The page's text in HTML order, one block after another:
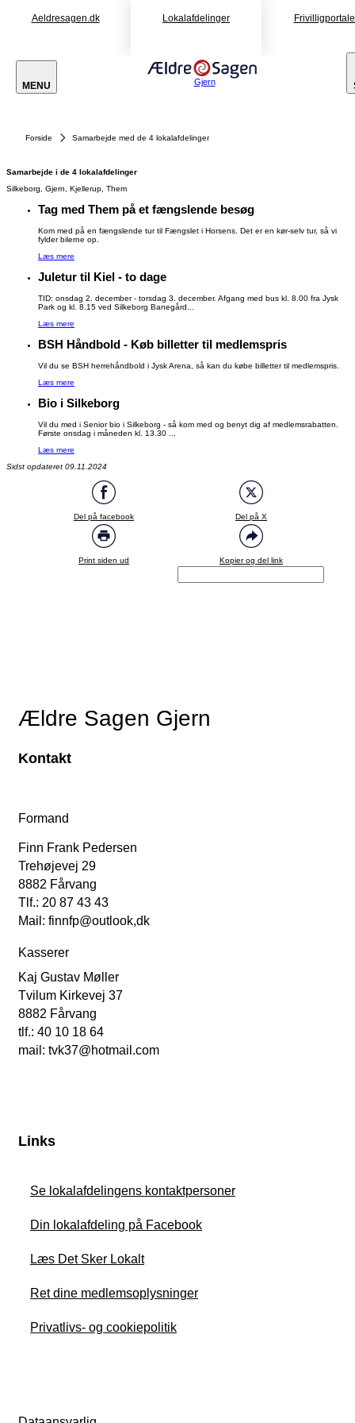
Aeldresagen.dk Lokalafdelinger
MENU Gjern
Forside Samarbejde med de 4 lokalafdelinger
Samarbejde i de 4 lokalafdelinger
Silkeborg, Gjern, Kjellerup, Them
Tag med Them på et fængslende besøg
Kom med på en fængslende tur til Fængslet i Horsens. Det er en kør-selv tur, så vi
fylder bilerne op.
Læs mere
Juletur til Kiel - to dage
TID: onsdag 2. december - torsdag 3. december. Afgang med bus kl. 8.00 fra Jysk
Park og kl. 8.15 ved Silkeborg Banegård...
Læs mere
BSH Håndbold - Køb billetter til medlemspris
Vil du se BSH herrehåndbold i Jysk Arena, så kan du købe billetter til medlemspris.
Læs mere
Bio i Silkeborg
Vil du med i Senior bio i Silkeborg - så kom med og benyt dig af medlemsrabatten.
Første onsdag i måneden kl. 13.30 ...
Læs mere
Sidst opdateret 09.11.2024
Del på facebook Del på X
Print siden ud Kopier og del link
Ældre Sagen Gjern
Kontakt
Formand
Finn Frank Pedersen
Trehøjevej 29
8882 Fårvang
Tlf.: 20 87 43 43
Mail: finnfp@outlook,dk
Kasserer
Kaj Gustav Møller
Tvilum Kirkevej 37
8882 Fårvang
tlf.: 40 10 18 64
mail: tvk37@hotmail.com
Links
Se lokalafdelingens kontaktpersoner
Din lokalafdeling på Facebook
Læs Det Sker Lokalt
Ret dine medlemsoplysninger
Privatlivs- og cookiepolitik